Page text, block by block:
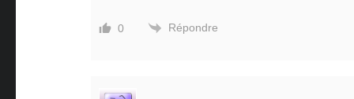
0 Répondre